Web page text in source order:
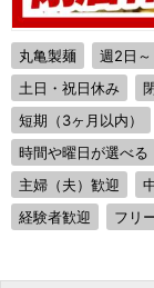
丸亀製麺 週2日～
土日・祝日休み
短期（3ヶ月以内）
時間や曜日が選べる
主婦（夫）歓迎
経験者歓迎
フリ